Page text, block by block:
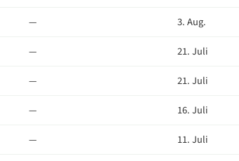
—
3. Aug.
—
21. Juli
—
21. Juli
—
16. Juli
—
11. Juli